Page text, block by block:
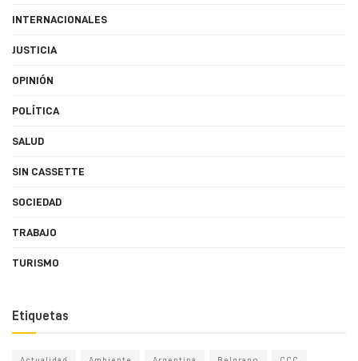
INTERNACIONALES
JUSTICIA
OPINIÓN
POLÍTICA
SALUD
SIN CASSETTE
SOCIEDAD
TRABAJO
TURISMO
Etiquetas